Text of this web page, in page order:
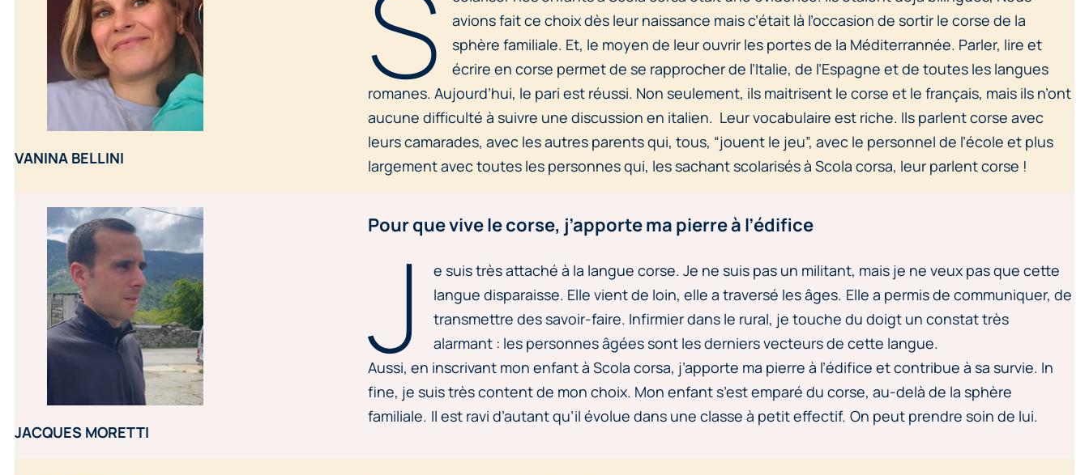
VANINA BELLINI
avions fait ce choix dès leur naissance mais c’était là l’occasion de sortir le corse de la
sphère familiale. Et, le moyen de leur ouvrir les portes de la Méditerrannée. Parler, lire et
écrire en corse permet de se rapprocher de l’Italie, de l’Espagne et de toutes les langues
romanes. Aujourd’hui, le pari est réussi. Non seulement, ils maitrisent le corse et le français, mais ils n’ont
aucune difficulté à suivre une discussion en italien. Leur vocabulaire est riche. Ils parlent corse avec
leurs camarades, avec les autres parents qui, tous, “jouent le jeu”, avec le personnel de l’école et plus
largement avec toutes les personnes qui, les sachant scolarisés à Scola corsa, leur parlent corse !
JACQUES MORETTI
Pour que vive le corse, j’apporte ma pierre à l’édifice
J
e suis très attaché à la langue corse. Je ne suis pas un militant, mais je ne veux pas que cette
langue disparaisse. Elle vient de loin, elle a traversé les âges. Elle a permis de communiquer, de
transmettre des savoir-faire. Infirmier dans le rural, je touche du doigt un constat très
alarmant : les personnes âgées sont les derniers vecteurs de cette langue.
Aussi, en inscrivant mon enfant à Scola corsa, j’apporte ma pierre à l’édifice et contribue à sa survie. In
fine, je suis très content de mon choix. Mon enfant s’est emparé du corse, au-delà de la sphère
familiale. Il est ravi d’autant qu’il évolue dans une classe à petit effectif. On peut prendre soin de lui.